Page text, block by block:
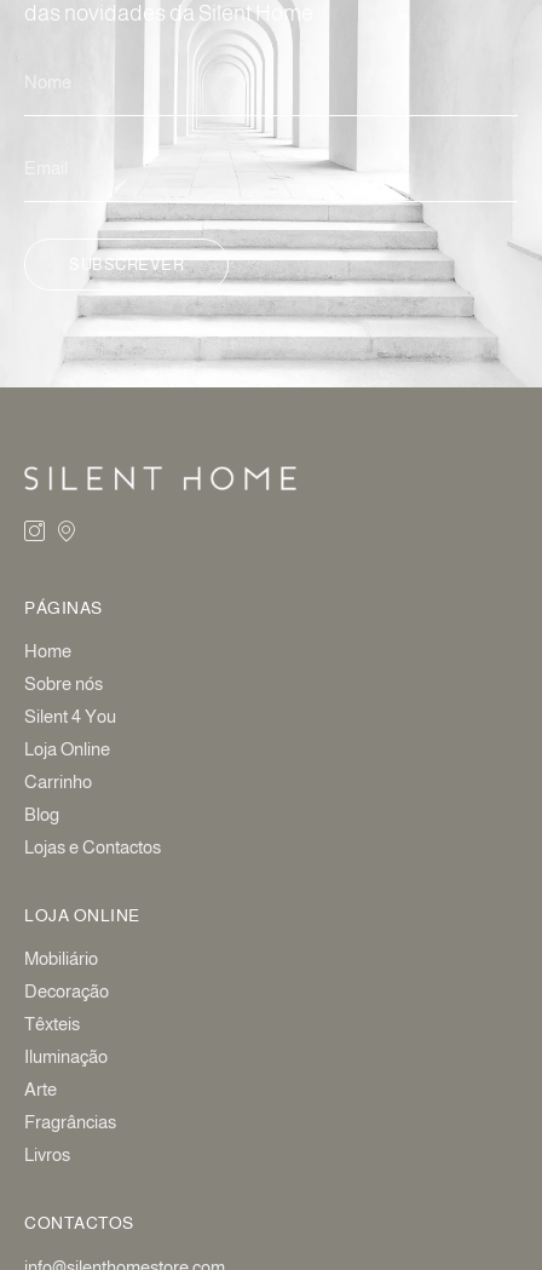
das novidades da Silent Home.
SUBSCREVER
PÁGINAS
Home
Sobre nós
Silent 4 You
Loja Online
Carrinho
Blog
Lojas e Contactos
LOJA ONLINE
Mobiliário
Decoração
Têxteis
Iluminação
Arte
Fragrâncias
Livros
CONTACTOS